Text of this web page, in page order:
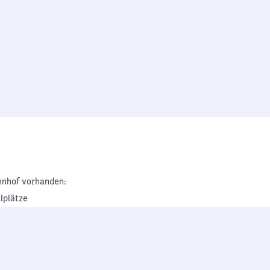
vorhanden: